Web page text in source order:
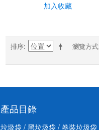
加入收藏
瀏覽方式
排序
產品目錄
垃圾袋 / 黑垃圾袋 / 卷裝垃圾袋